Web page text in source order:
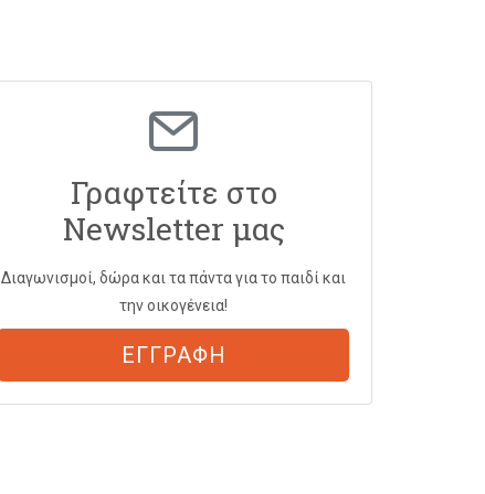
Γραφτείτε στο
Newsletter μας
Διαγωνισμοί, δώρα και τα πάντα για το παιδί και
την οικογένεια!
ΕΓΓΡΑΦΗ